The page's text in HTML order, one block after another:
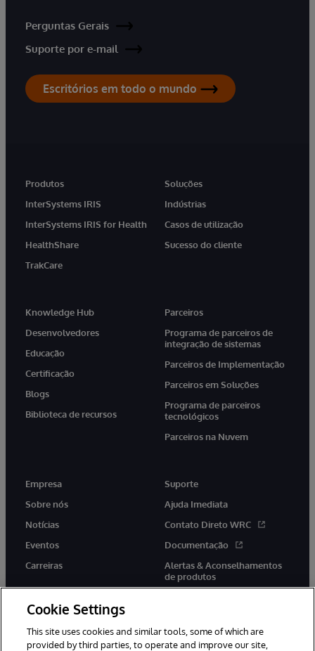
Perguntas Gerais
Suporte por e-mail
Escritórios em todo o mundo
Produtos
InterSystems IRIS
InterSystems IRIS for Health
HealthShare
TrakCare
Soluções
Indústrias
Casos de utilização
Sucesso do cliente
Knowledge Hub
Desenvolvedores
Educação
Certificação
Blogs
Biblioteca de recursos
Parceiros
Programa de parceiros de
integração de sistemas
Parceiros de Implementação
Parceiros em Soluções
Programa de parceiros
tecnológicos
Parceiros na Nuvem
Empresa
Sobre nós
Notícias
Eventos
Carreiras
Suporte
Ajuda Imediata
Contato Direto WRC
Documentação
Alertas & Aconselhamentos
de produtos
Cookie Settings
This site uses cookies and similar tools, some of which are
provided by third parties, to operate and improve our site,